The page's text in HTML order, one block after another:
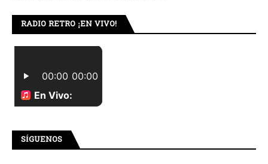
RADIO RETRO ¡EN VIVO!
SÍGUENOS